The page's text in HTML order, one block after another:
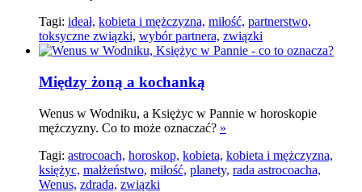
Tagi: ideał, kobieta i mężczyzna, miłość, partnerstwo,
toksyczne związki, wybór partnera, związki
Między żoną a kochanką
Wenus w Wodniku, a Księżyc w Pannie w horoskopie
mężczyzny. Co to może oznaczać? »
Tagi: astrocoach, horoskop, kobieta, kobieta i mężczyzna,
księżyc, małżeństwo, miłość, planety, rada astrocoacha,
Wenus, zdrada, związki